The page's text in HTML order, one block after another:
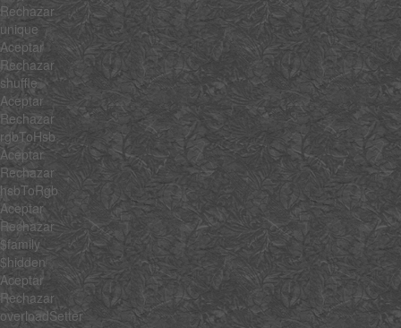
Rechazar
unique
Aceptar
Rechazar
shuffle
Aceptar
Rechazar
rgbToHsb
Aceptar
Rechazar
hsbToRgb
Aceptar
Rechazar
$family
$hidden
Aceptar
Rechazar
overloadSetter